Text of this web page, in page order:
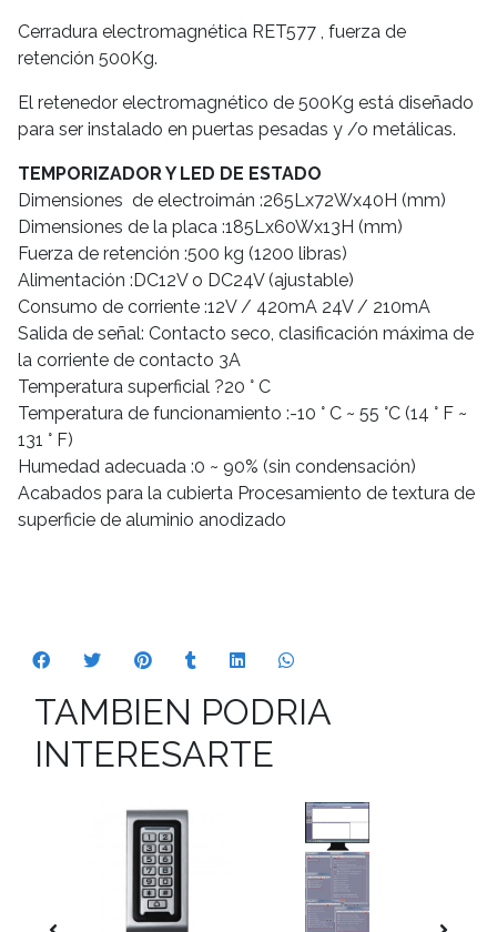
Cerradura electromagnética RET577 , fuerza de
retención 500Kg.
El retenedor electromagnético de 500Kg está diseñado
para ser instalado en puertas pesadas y /o metálicas.
TEMPORIZADOR Y LED DE ESTADO
Dimensiones de electroimán :265Lx72Wx40H (mm)
Dimensiones de la placa :185Lx60Wx13H (mm)
Fuerza de retención :500 kg (1200 libras)
Alimentación :DC12V o DC24V (ajustable)
Consumo de corriente :12V / 420mA 24V / 210mA
Salida de señal: Contacto seco, clasificación máxima de
la corriente de contacto 3A
Temperatura superficial ?20 ° C
Temperatura de funcionamiento :-10 ° C ~ 55 °C (14 ° F ~
131 ° F)
Humedad adecuada :0 ~ 90% (sin condensación)
Acabados para la cubierta Procesamiento de textura de
superficie de aluminio anodizado
TAMBIEN PODRIA
INTERESARTE